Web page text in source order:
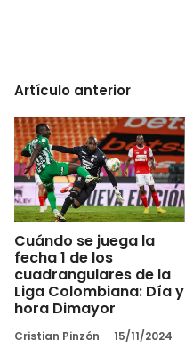
Artículo anterior
Cuándo se juega la
fecha 1 de los
cuadrangulares de la
Liga Colombiana: Día y
hora Dimayor
Cristian Pinzón 15/11/2024